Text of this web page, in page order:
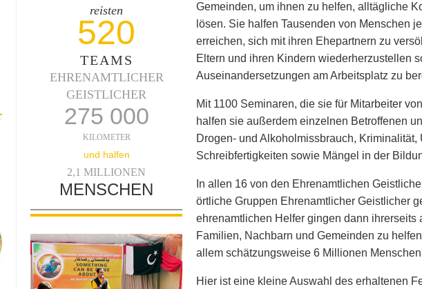
reisten
520
TEAMS
EHRENAMTLICHER
GEISTLICHER
275 000
KILOMETER
und halfen
2,1 MILLIONEN
MENSCHEN
Gemeinden, um ihnen zu helfen, alltägliche
lösen. Sie halfen Tausenden von Menschen
erreichen, sich mit ihren Ehepartnern zu
Eltern und ihren Kindern wiederherzustellen
Auseinandersetzungen am Arbeitsplatz zu
Mit 1100 Seminaren, die sie für Mitarbeiter
halfen sie außerdem einzelnen Betroffenen
Drogen- und Alkoholmissbrauch,
Schreibfertigkeiten sowie Mängel in der
In allen 16 von den Ehrenamtlichen
örtliche Gruppen Ehrenamtlicher Geistlicher
ehrenamtlichen Helfer gingen dann ihrerseits
Familien, Nachbarn und Gemeinden zu
allem schätzungsweise 6 Millionen
Hier ist eine kleine Auswahl des erhaltenen